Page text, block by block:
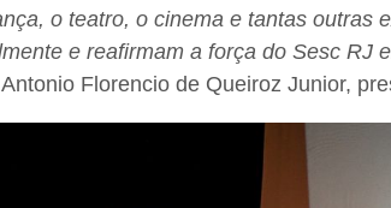
o teatro, o cinema e tantas outras
e reafirmam a força do Sesc RJ
Florencio de Queiroz Junior,